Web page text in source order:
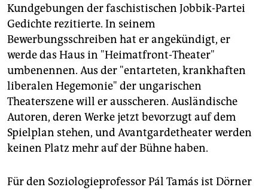
Kundgebungen der faschistischen Jobbik-Partei
Gedichte rezitierte. In seinem
Bewerbungsschreiben hat er angekündigt, er
werde das Haus in "Heimatfront-Theater"
umbenennen. Aus der "entarteten, krankhaften
liberalen Hegemonie" der ungarischen
Theaterszene will er ausscheren. Ausländische
Autoren, deren Werke jetzt bevorzugt auf dem
Spielplan stehen, und Avantgardetheater werden
keinen Platz mehr auf der Bühne haben.
Für den Soziologieprofessor Pál Tamás ist Dörner